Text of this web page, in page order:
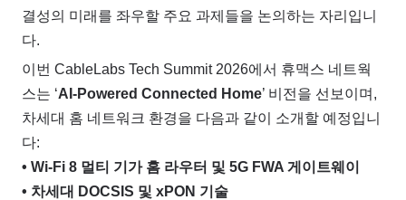
결성의 미래를 좌우할 주요 과제들을 논의하는 자리입니
다.
이번 CableLabs Tech Summit 2026에서 휴맥스 네트웍
스는 ‘AI-Powered Connected Home’ 비전을 선보이며,
차세대 홈 네트워크 환경을 다음과 같이 소개할 예정입니
다:
• Wi-Fi 8 멀티 기가 홈 라우터 및 5G FWA 게이트웨이
• 차세대 DOCSIS 및 xPON 기술